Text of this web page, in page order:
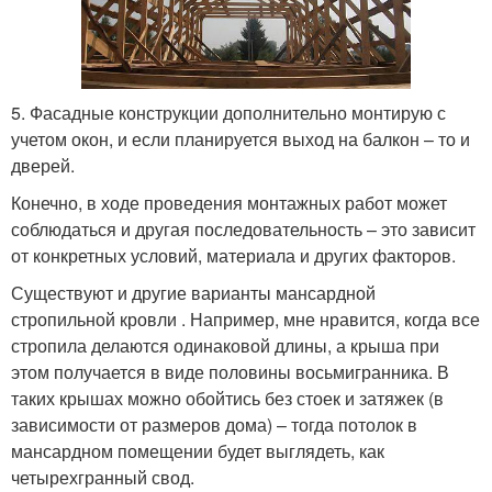
5. Фасадные конструкции дополнительно монтирую с
учетом окон, и если планируется выход на балкон – то и
дверей.
Конечно, в ходе проведения монтажных работ может
соблюдаться и другая последовательность – это зависит
от конкретных условий, материала и других факторов.
Существуют и другие варианты мансардной
стропильной кровли . Например, мне нравится, когда все
стропила делаются одинаковой длины, а крыша при
этом получается в виде половины восьмигранника. В
таких крышах можно обойтись без стоек и затяжек (в
зависимости от размеров дома) – тогда потолок в
мансардном помещении будет выглядеть, как
четырехгранный свод.